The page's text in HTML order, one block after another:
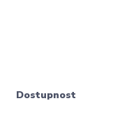
Dostupnost